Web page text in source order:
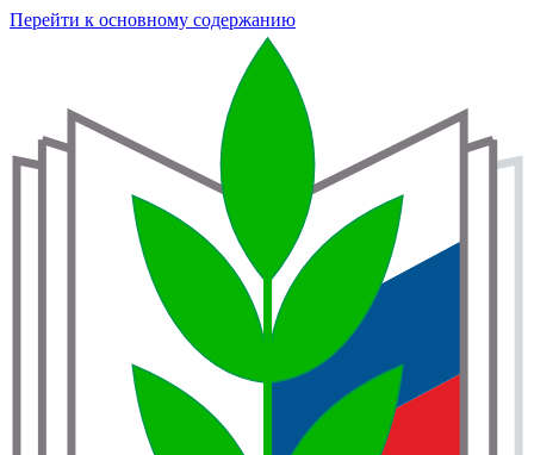
Перейти к основному содержанию